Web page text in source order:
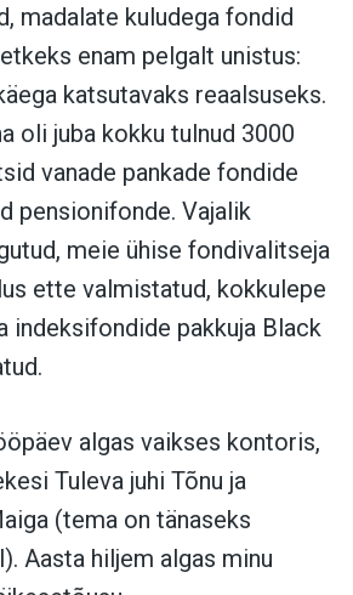
madalate kuludega fondid
enam pelgalt unistus:
katsutavaks reaalsuseks.
oli juba kokku tulnud 3000
vanade pankade fondide
pensionifonde. Vajalik
meie ühise fondivalitseja
ette valmistatud, kokkulepe
indeksifondide pakkuja Black
algas vaikses kontoris,
Tuleva juhi Tõnu ja
(tema on tänaseks
Aasta hiljem algas minu